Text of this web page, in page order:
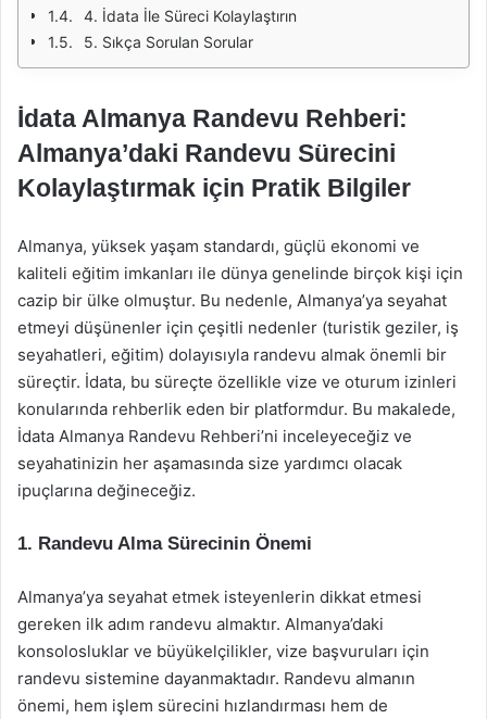
4. İdata İle Süreci Kolaylaştırın
5. Sıkça Sorulan Sorular
İdata Almanya Randevu Rehberi:
Almanya’daki Randevu Sürecini
Kolaylaştırmak için Pratik Bilgiler
Almanya, yüksek yaşam standardı, güçlü ekonomi ve
kaliteli eğitim imkanları ile dünya genelinde birçok kişi için
cazip bir ülke olmuştur. Bu nedenle, Almanya’ya seyahat
etmeyi düşünenler için çeşitli nedenler (turistik geziler, iş
seyahatleri, eğitim) dolayısıyla randevu almak önemli bir
süreçtir. İdata, bu süreçte özellikle vize ve oturum izinleri
konularında rehberlik eden bir platformdur. Bu makalede,
İdata Almanya Randevu Rehberi’ni inceleyeceğiz ve
seyahatinizin her aşamasında size yardımcı olacak
ipuçlarına değineceğiz.
1. Randevu Alma Sürecinin Önemi
Almanya’ya seyahat etmek isteyenlerin dikkat etmesi
gereken ilk adım randevu almaktır. Almanya’daki
konsolosluklar ve büyükelçilikler, vize başvuruları için
randevu sistemine dayanmaktadır. Randevu almanın
önemi, hem işlem sürecini hızlandırması hem de